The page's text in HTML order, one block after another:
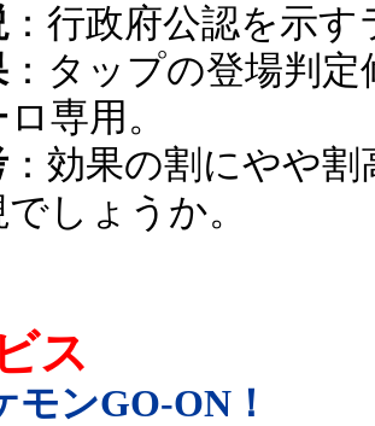
：行政府公認を示す
：タップの登場判
専用。
：効果の割にやや
しょうか。
ス
ンGO-ON！